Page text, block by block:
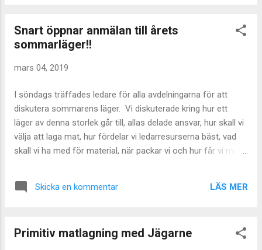
scoutlägermat. Efter det lekte vi inte nudda
golv jage. E. S. Idag har vi gjort bestick av
aktiviteter. Vi ville t.ex ha tacos och
hamburgare. Några gjorde bestick med
cerenitlera. VL
Snart öppnar anmälan till årets
sommarläger!!
mars 04, 2019
I söndags träffades ledare för alla avdelningarna för att
diskutera sommarens läger. Vi diskuterade kring hur ett
läger av denna storlek går till, allas delade ansvar, hur skall vi
välja att laga mat, hur fördelar vi ledarresurserna bäst, vad
skall vi ha med för material, när packar vi och hur får vi med
avdelning under veckan. Sista anmälningsdag är 7 april. Det
är också då ledarna i lägerkommitten har sitt nästa möte!
Skicka en kommentar LÄS MER
Primitiv matlagning med Jägarne